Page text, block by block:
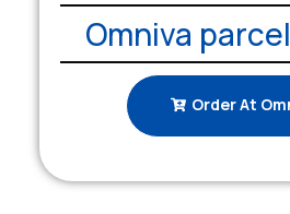
Omniva
Order At